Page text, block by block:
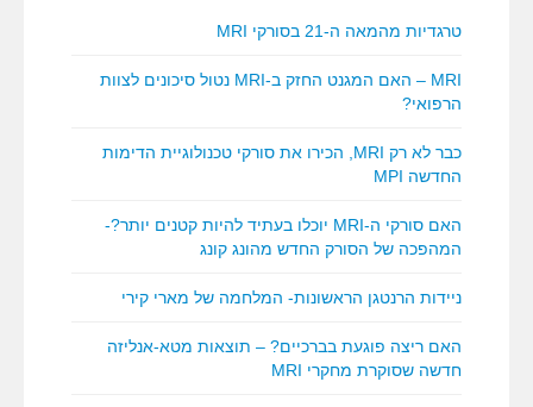
טרגדיות מהמאה ה-21 בסורקי MRI
MRI – האם המגנט החזק ב-MRI נטול סיכונים לצוות
הרפואי?
כבר לא רק MRI, הכירו את סורקי טכנולוגיית הדימות
החדשה MPI
האם סורקי ה-MRI יוכלו בעתיד להיות קטנים יותר?-
המהפכה של הסורק החדש מהונג קונג
ניידות הרנטגן הראשונות- המלחמה של מארי קירי
האם ריצה פוגעת בברכיים? – תוצאות מטא-אנליזה
חדשה שסוקרת מחקרי MRI